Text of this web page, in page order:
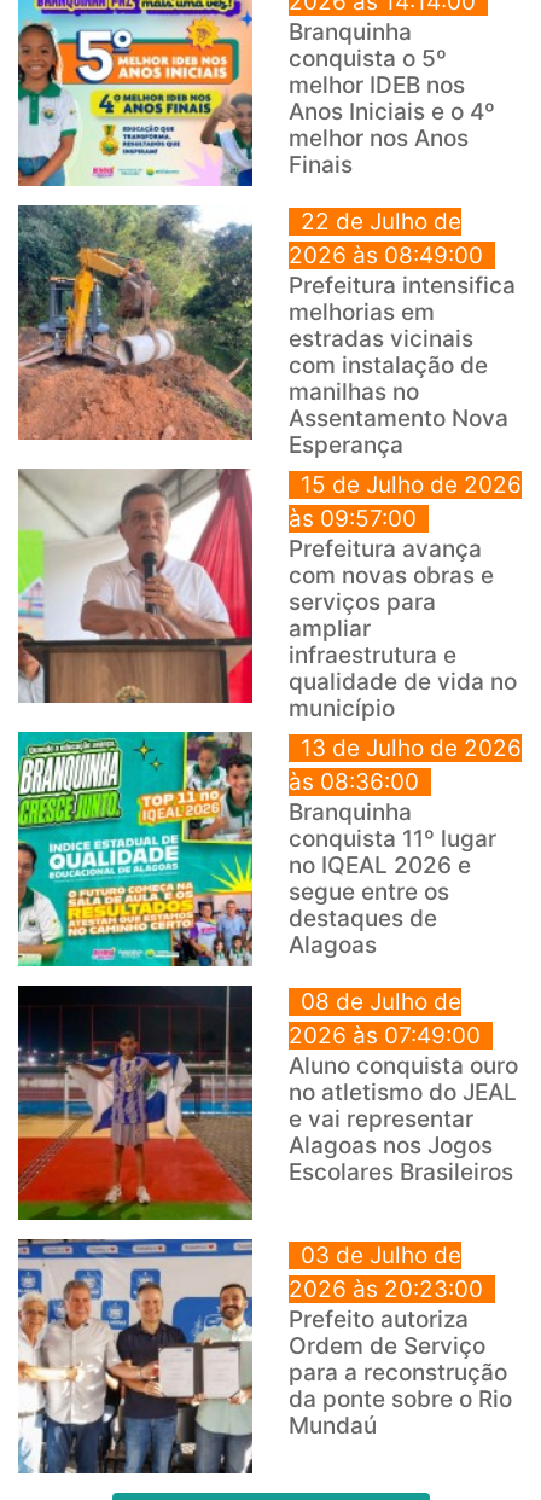
Branquinha
conquista o 5º
melhor IDEB nos
Anos Iniciais e o 4º
melhor nos Anos
Finais
22 de Julho de
2026 às 08:49:00
Prefeitura intensifica
melhorias em
estradas vicinais
com instalação de
manilhas no
Assentamento Nova
Esperança
15 de Julho de 2026
às 09:57:00
Prefeitura avança
com novas obras e
serviços para
ampliar
infraestrutura e
qualidade de vida no
município
13 de Julho de 2026
às 08:36:00
Branquinha
conquista 11º lugar
no IQEAL 2026 e
segue entre os
destaques de
Alagoas
08 de Julho de
2026 às 07:49:00
Aluno conquista ouro
no atletismo do JEAL
e vai representar
Alagoas nos Jogos
Escolares Brasileiros
03 de Julho de
2026 às 20:23:00
Prefeito autoriza
Ordem de Serviço
para a reconstrução
da ponte sobre o Rio
Mundaú